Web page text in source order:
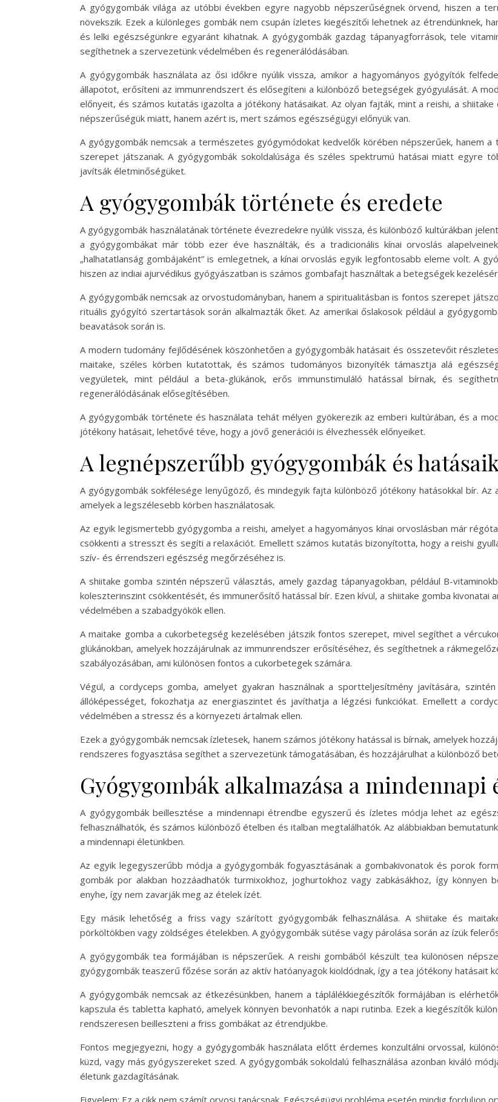
A gyógygombák világa az utóbbi években egyre nagyobb népszerűségnek örvend, hiszen a
növekszik. Ezek a különleges gombák nem csupán ízletes kiegészítői lehetnek az étrendünknek,
és lelki egészségünkre egyaránt kihatnak. A gyógygombák gazdag tápanyagforrások, tele
segíthetnek a szervezetünk védelmében és regenerálódásában.
A gyógygombák használata az ősi időkre nyúlik vissza, amikor a hagyományos gyógyítók
állapotot, erősíteni az immunrendszert és elősegíteni a különböző betegségek gyógyulását. A
előnyeit, és számos kutatás igazolta a jótékony hatásaikat. Az olyan fajták, mint a reishi, a
népszerűségük miatt, hanem azért is, mert számos egészségügyi előnyük van.
A gyógygombák nemcsak a természetes gyógymódokat kedvelők körében népszerűek, hanem
szerepet játszanak. A gyógygombák sokoldalúsága és széles spektrumú hatásai miatt egyre
javítsák életminőségüket.
A gyógygombák története és eredete
A gyógygombák használatának története évezredekre nyúlik vissza, és különböző kultúrákban
a gyógygombákat már több ezer éve használták, és a tradicionális kínai orvoslás
„halhatatlanság gombájaként” is emlegetnek, a kínai orvoslás egyik legfontosabb eleme volt. A
hiszen az indiai ajurvédikus gyógyászatban is számos gombafajt használtak a betegségek
A gyógygombák nemcsak az orvostudományban, hanem a spiritualitásban is fontos szerepet
rituális gyógyító szertartások során alkalmazták őket. Az amerikai őslakosok például a
beavatások során is.
A modern tudomány fejlődésének köszönhetően a gyógygombák hatásait és összetevőit
maitake, széles körben kutatottak, és számos tudományos bizonyíték támasztja alá
vegyületek, mint például a beta-glükánok, erős immunstimuláló hatással bírnak, és
regenerálódásának elősegítésében.
A gyógygombák története és használata tehát mélyen gyökerezik az emberi kultúrában, és a
jótékony hatásait, lehetővé téve, hogy a jövő generációi is élvezhessék előnyeiket.
A legnépszerűbb gyógygombák és hatásaik
A gyógygombák sokfélesége lenyűgöző, és mindegyik fajta különböző jótékony hatásokkal bír.
amelyek a legszélesebb körben használatosak.
Az egyik legismertebb gyógygomba a reishi, amelyet a hagyományos kínai orvoslásban már
csökkenti a stresszt és segíti a relaxációt. Emellett számos kutatás bizonyította, hogy a reishi
szív- és érrendszeri egészség megőrzéséhez is.
A shiitake gomba szintén népszerű választás, amely gazdag tápanyagokban, például B-
koleszterinszint csökkentését, és immunerősítő hatással bír. Ezen kívül, a shiitake gomba kivonatai
védelmében a szabadgyökök ellen.
A maitake gomba a cukorbetegség kezelésében játszik fontos szerepet, mivel segíthet a
glükánokban, amelyek hozzájárulnak az immunrendszer erősítéséhez, és segíthetnek a
szabályozásában, ami különösen fontos a cukorbetegek számára.
Végül, a cordyceps gomba, amelyet gyakran használnak a sportteljesítmény javítására,
állóképességet, fokozhatja az energiaszintet és javíthatja a légzési funkciókat. Emellett a
védelmében a stressz és a környezeti ártalmak ellen.
Ezek a gyógygombák nemcsak ízletesek, hanem számos jótékony hatással is bírnak, amelyek
rendszeres fogyasztása segíthet a szervezetünk támogatásában, és hozzájárulhat a különböző
Gyógygombák alkalmazása a mindennapi
A gyógygombák beillesztése a mindennapi étrendbe egyszerű és ízletes módja lehet az
felhasználhatók, és számos különböző ételben és italban megtalálhatók. Az alábbiakban
a mindennapi életünkben.
Az egyik legegyszerűbb módja a gyógygombák fogyasztásának a gombakivonatok és porok
gombák por alakban hozzáadhatók turmixokhoz, joghurtokhoz vagy zabkásákhoz, így
enyhe, így nem zavarják meg az ételek ízét.
Egy másik lehetőség a friss vagy szárított gyógygombák felhasználása. A shiitake és
pörköltökben vagy zöldséges ételekben. A gyógygombák sütése vagy párolása során az ízük
A gyógygombák tea formájában is népszerűek. A reishi gombából készült tea különösen
gyógygombák teaszerű főzése során az aktív hatóanyagok kioldódnak, így a tea jótékony hatásait
A gyógygombák nemcsak az étkezésünkben, hanem a táplálékkiegészítők formájában is
kapszula és tabletta kapható, amelyek könnyen bevonhatók a napi rutinba. Ezek a kiegészítők
rendszeresen beilleszteni a friss gombákat az étrendjükbe.
Fontos megjegyezni, hogy a gyógygombák használata előtt érdemes konzultálni orvossal,
küzd, vagy más gyógyszereket szed. A gyógygombák sokoldalú felhasználása azonban kiváló
életünk gazdagításának.
Figyelem: Ez a cikk nem számít orvosi tanácsnak. Egészségügyi probléma esetén mindig forduljon